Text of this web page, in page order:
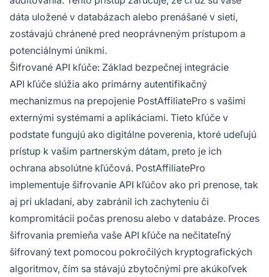
dáta uložené v databázach alebo prenášané v sieti,
zostávajú chránené pred neoprávneným prístupom a
potenciálnymi únikmi.
Šifrované API kľúče: Základ bezpečnej integrácie
API kľúče slúžia ako primárny autentifikačný
mechanizmus na prepojenie PostAffiliatePro s vašimi
externými systémami a aplikáciami. Tieto kľúče v
podstate fungujú ako digitálne poverenia, ktoré udeľujú
prístup k vašim partnerským dátam, preto je ich
ochrana absolútne kľúčová. PostAffiliatePro
implementuje šifrovanie API kľúčov ako pri prenose, tak
aj pri ukladaní, aby zabránil ich zachyteniu či
kompromitácii počas prenosu alebo v databáze. Proces
šifrovania premieňa vaše API kľúče na nečitateľný
šifrovaný text pomocou pokročilých kryptografických
algoritmov, čím sa stávajú zbytočnými pre akúkoľvek